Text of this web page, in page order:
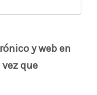
y web en
que